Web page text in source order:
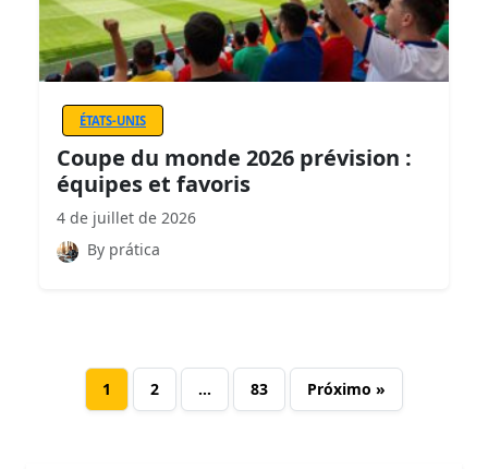
ÉTATS-UNIS
Coupe du monde 2026 prévision :
équipes et favoris
4 de juillet de 2026
By prática
1 2 … 83 Próximo »